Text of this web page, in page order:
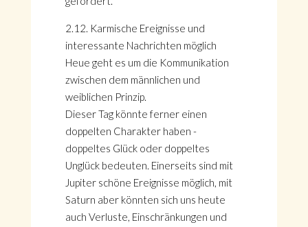
2.12. Karmische Ereignisse und
interessante Nachrichten möglich
Heue geht es um die Kommunikation
zwischen dem männlichen und
weiblichen Prinzip.
Dieser Tag könnte ferner einen
doppelten Charakter haben -
doppeltes Glück oder doppeltes
Unglück bedeuten. Einerseits sind mit
Jupiter schöne Ereignisse möglich, mit
Saturn aber könnten sich uns heute
auch Verluste, Einschränkungen und